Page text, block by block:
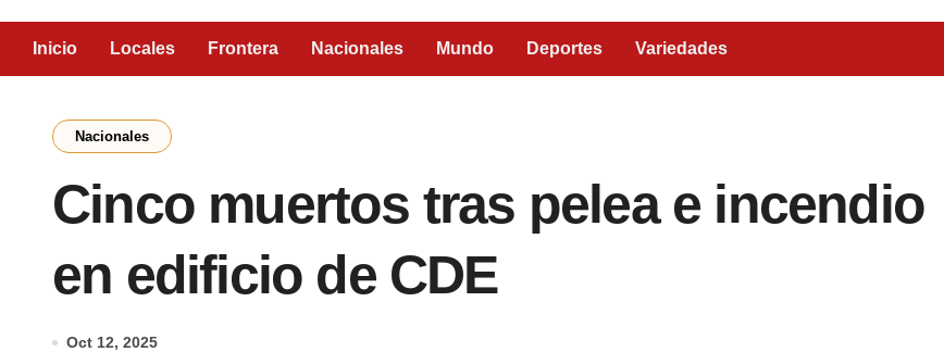
Inicio Locales Frontera Nacionales Mundo Deportes Variedades
Nacionales
Cinco muertos tras pelea e incendio
en edificio de CDE
Oct 12, 2025